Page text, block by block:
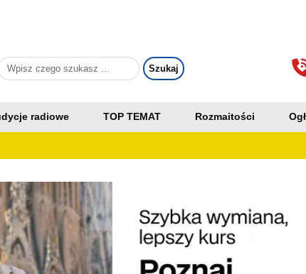
radiowe TOP TEMAT Rozmaitości